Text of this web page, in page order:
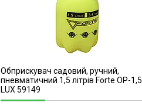
Обприскувач садовий, ручний,
пневматичний 1,5 літрів Forte ОР-1,5
LUX 59149
59150